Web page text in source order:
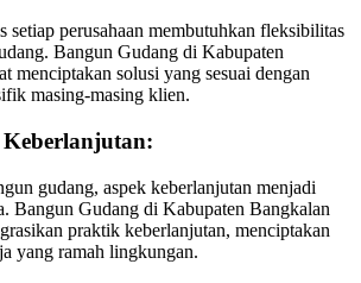
setiap perusahaan membutuhkan fleksibilitas
Bangun Gudang di Kabupaten
menciptakan solusi yang sesuai dengan
masing-masing klien.
gudang, aspek keberlanjutan menjadi
Bangun Gudang di Kabupaten Bangkalan
praktik keberlanjutan, menciptakan
yang ramah lingkungan.